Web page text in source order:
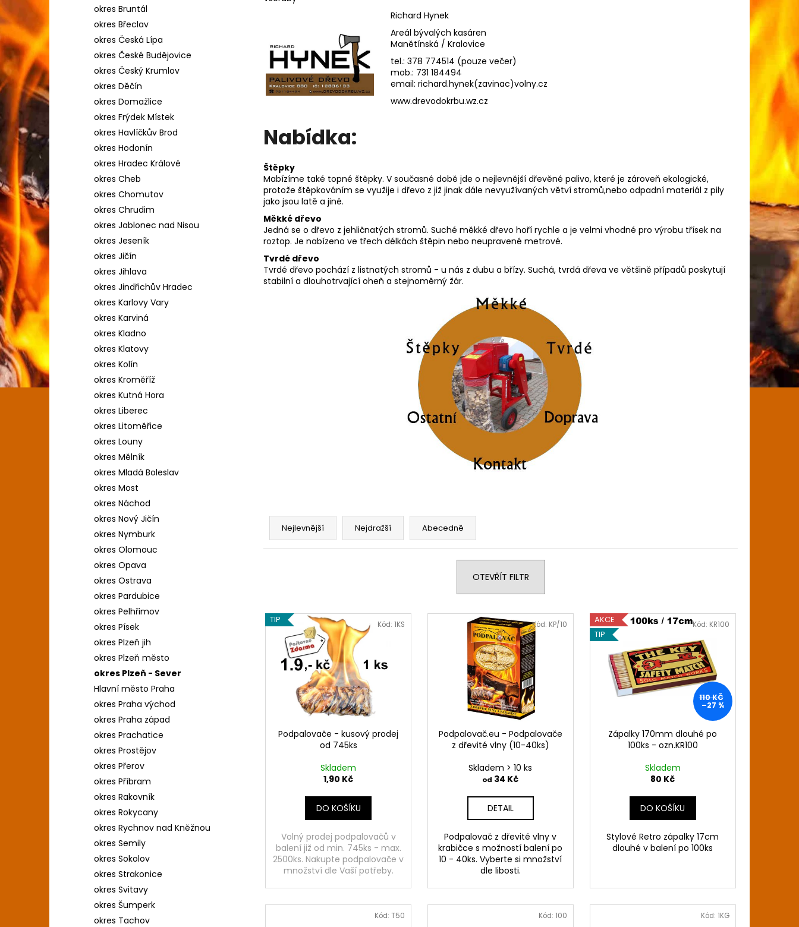
okres Bruntál
okres Břeclav
okres Česká Lípa
okres České Budějovice
okres Český Krumlov
okres Děčín
okres Domažlice
okres Frýdek Místek
okres Havlíčkův Brod
okres Hodonín
okres Hradec Králové
okres Cheb
okres Chomutov
okres Chrudim
okres Jablonec nad Nisou
okres Jeseník
okres Jičín
okres Jihlava
okres Jindřichův Hradec
okres Karlovy Vary
okres Karviná
okres Kladno
okres Klatovy
okres Kolín
okres Kroměříž
okres Kutná Hora
okres Liberec
okres Litoměřice
okres Louny
okres Mělník
okres Mladá Boleslav
okres Most
okres Náchod
okres Nový Jičín
okres Nymburk
okres Olomouc
okres Opava
okres Ostrava
okres Pardubice
okres Pelhřimov
okres Písek
okres Plzeň jih
okres Plzeň město
okres Plzeň - Sever
Hlavní město Praha
okres Praha východ
okres Praha západ
okres Prachatice
okres Prostějov
okres Přerov
okres Příbram
okres Rakovník
okres Rokycany
okres Rychnov nad Kněžnou
okres Semily
okres Sokolov
okres Strakonice
okres Svitavy
okres Šumperk
okres Tachov
Richard Hynek
Areál bývalých kasáren
Manětínská / Kralovice
tel.: 378 774514 (pouze večer)
mob.: 731 184494
email: richard.hynek(zavinac)volny.cz
www.drevodokrbu.wz.cz
Nabídka:
Štěpky
Mabízíme také topné štěpky. V současné době jde o nejlevnější dřevěné palivo, které je zároveň ekologické,
protože štěpkováním se využije i dřevo z již jinak dále nevyužívaných větví stromů,nebo odpadní materiál z pily
jako jsou latě a jiné.
Měkké dřevo
Jedná se o dřevo z jehličnatých stromů. Suché měkké dřevo hoří rychle a je velmi vhodné pro výrobu třísek na
roztop. Je nabízeno ve třech délkách štěpin nebo neupravené metrové.
Tvrdé dřevo
Tvrdé dřevo pochází z listnatých stromů - u nás z dubu a břízy. Suchá, tvrdá dřeva ve většině případů poskytují
stabilní a dlouhotrvající oheň a stejnoměrný žár.
Ř
z
r
Nejlevnější Nejdražší Abecedně
OTEVŘÍT FILTR
V
ýTIP
Podpalovače - kusový prodej
od 745ks
Skladem
1,90 Kč
DO KOŠÍKU
Volný prodej podpalovačů v
balení již od min. 745ks - max.
2500ks. Nakupte podpalovače v
množství dle Vaší potřeby.
Kód:1KS
Podpalovač.eu - Podpalovače
z dřevité vlny (10-40ks)
Skladem > 10 ks
od 34 Kč
DETAIL
Podpalovač z dřevité vlny v
krabičce s možností balení po
10 - 40ks. Vyberte si množství
dle libosti.
Kód: KP/10
AKCE
TIP
110 KČ
–27 %
Zápalky 170mm dlouhé po
100ks - ozn.KR100
Skladem
80 Kč
DO KOŠÍKU
Stylové Retro zápalky 17cm
dlouhé v balení po 100ks
Kód: KR100
Kód:T50 Kód: 100 Kód: 1KG